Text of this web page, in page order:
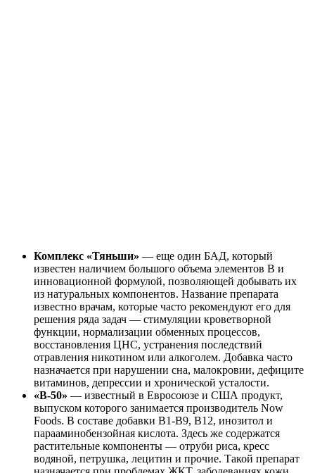
Комплекс «Тяньши» — еще один БАД, который
известен наличием большого объема элементов B и
инновационной формулой, позволяющей добывать их
из натуральных компонентов. Название препарата
известно врачам, которые часто рекомендуют его для
решения ряда задач — стимуляции кроветворной
функции, нормализации обменных процессов,
восстановления ЦНС, устранения последствий
отравления никотином или алкоголем. Добавка часто
назначается при нарушении сна, малокровии, дефиците
витаминов, депрессии и хронической усталости.
«В-50» — известный в Евросоюзе и США продукт,
выпуском которого занимается производитель Now
Foods. В составе добавки В1-В9, В12, инозитол и
парааминобензойная кислота. Здесь же содержатся
растительные компоненты — отруби риса, кресс
водяной, петрушка, лецитин и прочие. Такой препарат